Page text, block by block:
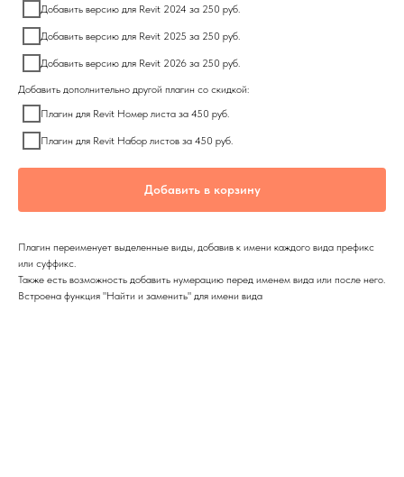
Добавить версию для Revit 2024 за 250 руб.
Добавить версию для Revit 2025 за 250 руб.
Добавить версию для Revit 2026 за 250 руб.
Добавить дополнительно другой плагин со скидкой:
Плагин для Revit Номер листа за 450 руб.
Плагин для Revit Набор листов за 450 руб.
Добавить в корзину
Плагин переименует выделенные виды, добавив к имени каждого вида префикс
или суффикс.
Также есть возможность добавить нумерацию перед именем вида или после него.
Встроена функция "Найти и заменить" для имени вида